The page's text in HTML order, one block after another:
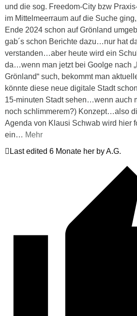
und die sog. Freedom-City bzw
im Mittelmeerraum auf die Suche
Ende 2024 schon auf Grönland
gab´s schon Berichte dazu…nur hat
verstanden…aber heute wird ein
da…wenn man jetzt bei Goolge nach
Grönland“ such, bekommt man
könnte diese neue digitale Stadt
15-minuten Stadt sehen…wenn auch
noch schlimmerem?) Konzept…also
Agenda von Klausi Schwab wird hier
ein… Mehr
Last edited 6 Monate her by A.G.